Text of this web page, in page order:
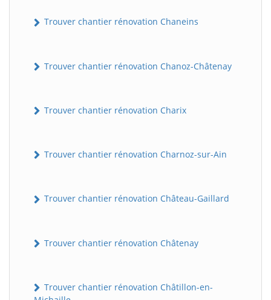
Trouver chantier rénovation Chaneins
Trouver chantier rénovation Chanoz-Châtenay
Trouver chantier rénovation Charix
Trouver chantier rénovation Charnoz-sur-Ain
Trouver chantier rénovation Château-Gaillard
Trouver chantier rénovation Châtenay
Trouver chantier rénovation Châtillon-en-